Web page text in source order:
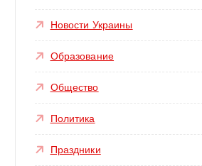
Новости Украины
Образование
Общество
Политика
Праздники